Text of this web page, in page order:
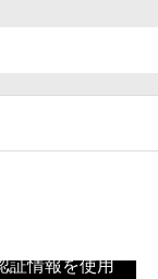
証情報を使用